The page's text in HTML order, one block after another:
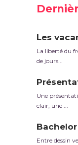
Les
La liberté du
de jours...
Une
clair, une ...
Entre dessin